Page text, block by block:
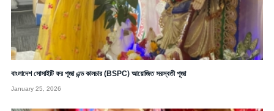
বাংলাদেশ সোসাইটি ফর পূজা এন্ড কালচার (BSPC) আয়োজিত সরস্বতী পূজা
January 25, 2026